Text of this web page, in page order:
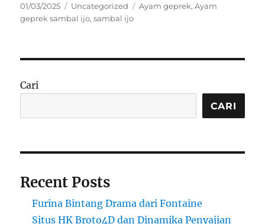
Posted
on
01/03/2025 Categories
Uncategorized Tags
Ayam geprek,Ayam
geprek sambal ijo,sambal ijo
Cari
CARI
Recent Posts
Furina Bintang Drama dari Fontaine
Situs HK Broto4D dan Dinamika Penyajian